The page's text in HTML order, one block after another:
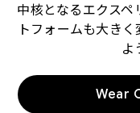
中核となるエクスペ
トフォームも大き
よ
Wear